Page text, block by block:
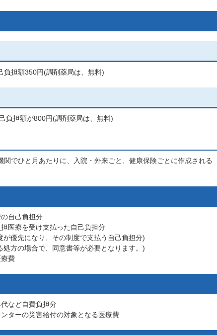
負担額350円(調剤薬局は、無料)
負担額が800円(調剤薬局は、無料)
でひと月あたりに、入院・外来ごと、健康保険ごとに作成される
自己負担分
医療を受け支払った自己負担分
優先になり、その制度で支払う自己負担分)
方の場合で、同意書等が必要となります。)
費
など自費負担分
ターの災害給付の対象となる医療費